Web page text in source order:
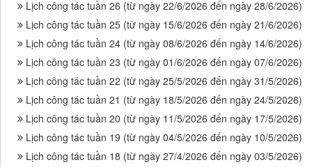
Lịch công tác tuần 26 (từ ngày 22/6/2026 đến ngày 28/6/2026)
Lịch công tác tuần 25 (từ ngày 15/6/2026 đến ngày 21/6/2026)
Lịch công tác tuần 24 (từ ngày 08/6/2026 đến ngày 14/6/2026)
Lịch công tác tuần 23 (từ ngày 01/6/2026 đến ngày 07/6/2026)
Lịch công tác tuần 22 (từ ngày 25/5/2026 đến ngày 31/5/2026)
Lịch công tác tuần 21 (từ ngày 18/5/2026 đến ngày 24/5/2026)
Lịch công tác tuần 20 (từ ngày 11/5/2026 đến ngày 17/5/2026)
Lịch công tác tuần 19 (từ ngày 04/5/2026 đến ngày 10/5/2026)
Lịch công tác tuần 18 (từ ngày 27/4/2026 đến ngày 03/5/2026)